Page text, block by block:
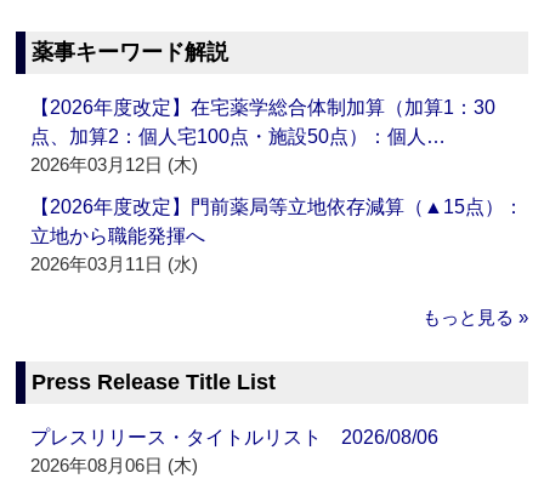
薬事キーワード解説
【2026年度改定】在宅薬学総合体制加算（加算1：30
点、加算2：個人宅100点・施設50点）：個人…
2026年03月12日 (木)
【2026年度改定】門前薬局等立地依存減算（▲15点）：
立地から職能発揮へ
2026年03月11日 (水)
もっと見る »
Press Release Title List
プレスリリース・タイトルリスト 2026/08/06
2026年08月06日 (木)